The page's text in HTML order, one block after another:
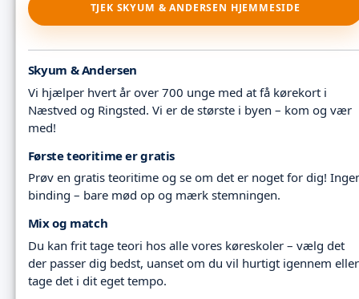
TJEK SKYUM & ANDERSEN HJEMMESIDE
Skyum & Andersen
Vi hjælper hvert år over 700 unge med at få kørekort i
Næstved og Ringsted. Vi er de største i byen – kom og vær
med!
Første teoritime er gratis
Prøv en gratis teoritime og se om det er noget for dig!
binding – bare mød op og mærk stemningen.
Mix og match
Du kan frit tage teori hos alle vores køreskoler – vælg det
der passer dig bedst, uanset om du vil hurtigt igennem eller
tage det i dit eget tempo.